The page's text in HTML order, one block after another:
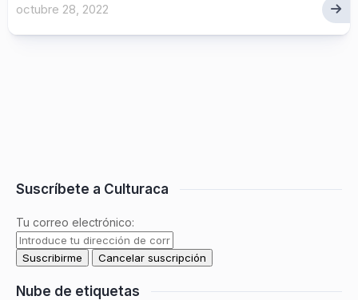
octubre 28, 2022
Suscríbete a Culturaca
Tu correo electrónico:
Nube de etiquetas